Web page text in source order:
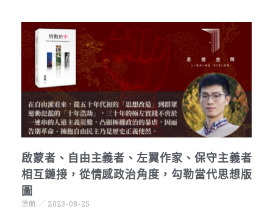
啟蒙者、自由主義者、左翼作家、保守主義者
相互鏈接，從情感政治角度，勾勒當代思想版
圖
涂航 2023-08-25